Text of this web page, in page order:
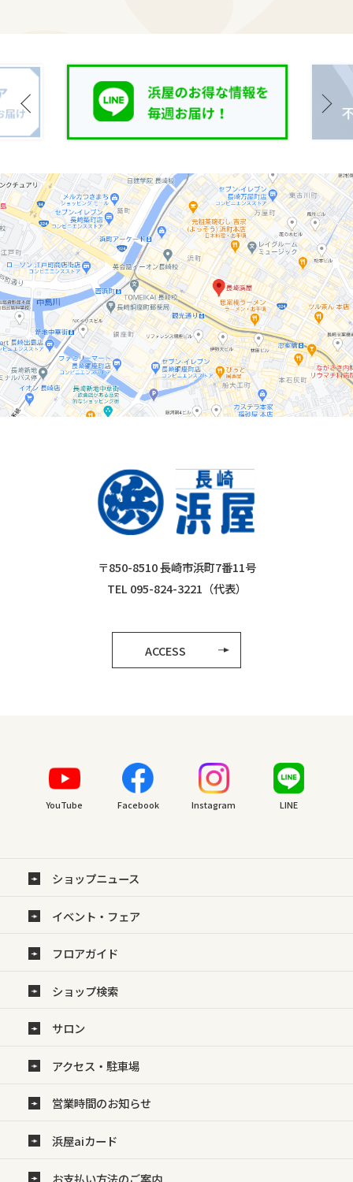
〒850-8510 長崎市浜町7番11号
TEL 095-824-3221（代表）
ACCESS
YouTube Facebook Instagram LINE
ショップニュース
イベント・フェア
フロアガイド
ショップ検索
サロン
アクセス・駐車場
営業時間のお知らせ
浜屋aiカード
お支払い方法のご案内